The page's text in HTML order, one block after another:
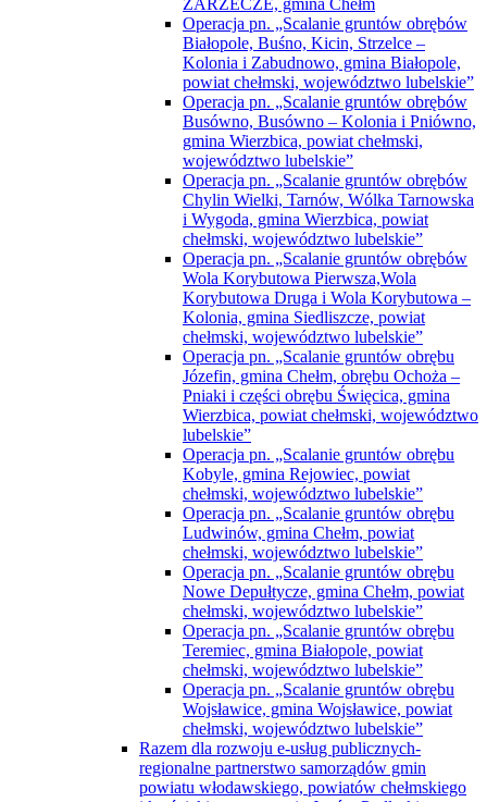
Operacja pn. „Scalanie gruntów obrębów
Białopole, Buśno, Kicin, Strzelce –
Kolonia i Zabudnowo, gmina Białopole,
powiat chełmski, województwo lubelskie”
Operacja pn. „Scalanie gruntów obrębów
Busówno, Busówno – Kolonia i Pniówno,
gmina Wierzbica, powiat chełmski,
województwo lubelskie”
Operacja pn. „Scalanie gruntów obrębów
Chylin Wielki, Tarnów, Wólka Tarnowska
i Wygoda, gmina Wierzbica, powiat
chełmski, województwo lubelskie”
Operacja pn. „Scalanie gruntów obrębów
Wola Korybutowa Pierwsza,Wola
Korybutowa Druga i Wola Korybutowa –
Kolonia, gmina Siedliszcze, powiat
chełmski, województwo lubelskie”
Operacja pn. „Scalanie gruntów obrębu
Józefin, gmina Chełm, obrębu Ochoża –
Pniaki i części obrębu Święcica, gmina
Wierzbica, powiat chełmski, województwo
lubelskie”
Operacja pn. „Scalanie gruntów obrębu
Kobyle, gmina Rejowiec, powiat
chełmski, województwo lubelskie”
Operacja pn. „Scalanie gruntów obrębu
Ludwinów, gmina Chełm, powiat
chełmski, województwo lubelskie”
Operacja pn. „Scalanie gruntów obrębu
Nowe Depułtycze, gmina Chełm, powiat
chełmski, województwo lubelskie”
Operacja pn. „Scalanie gruntów obrębu
Teremiec, gmina Białopole, powiat
chełmski, województwo lubelskie”
Operacja pn. „Scalanie gruntów obrębu
Wojsławice, gmina Wojsławice, powiat
chełmski, województwo lubelskie”
Razem dla rozwoju e-usług publicznych-
regionalne partnerstwo samorządów gmin
powiatu włodawskiego, powiatów chełmskiego